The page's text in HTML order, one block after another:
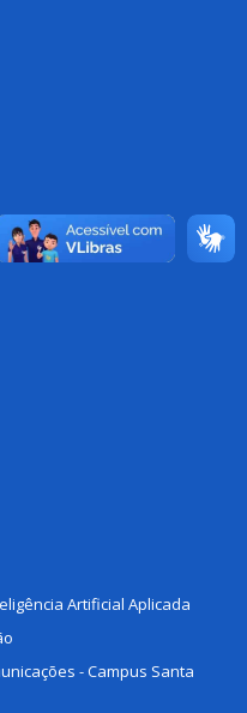
Artificial Aplicada
- Campus Santa